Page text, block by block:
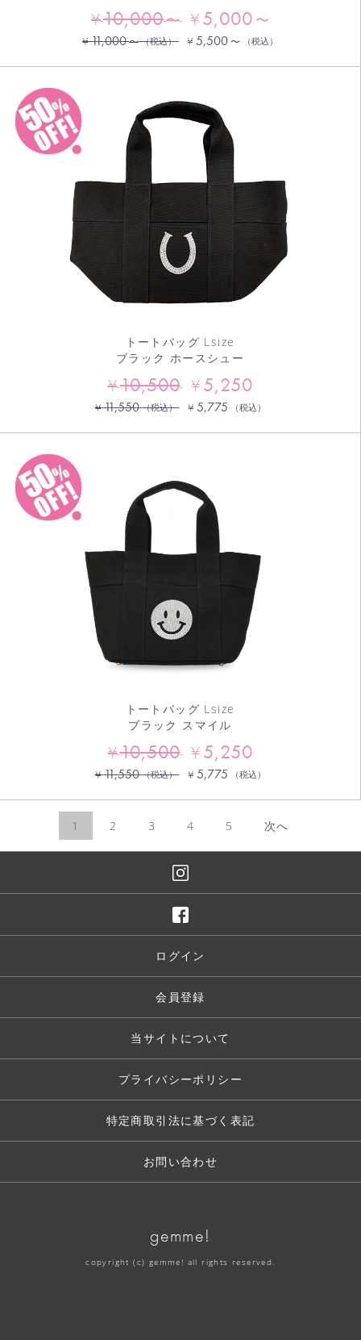
¥10,000〜 ¥5,000 〜
¥11,000〜 （税込） ¥ 5,500〜 （税込）
トートバッグ Lsize
ブラック ホースシュー
¥10,500 ¥5,250
¥11,550 （税込） ¥ 5,775 （税込）
トートバッグ Lsize
ブラック スマイル
¥10,500 ¥5,250
¥11,550 （税込） ¥ 5,775 （税込）
1 2 3 4 5 次へ
ログイン
会員登録
当サイトについて
プライバシーポリシー
特定商取引法に基づく表記
お問い合わせ
gemme!
copyright (c) gemme! all rights reserved.